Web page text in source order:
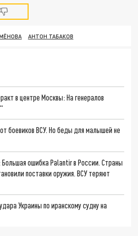
АНТОН ТАБАКОВ
в центре Москвы: На генералов
боевиков ВСУ. Но беды для малышей не
Большая ошибка Palantir в России. Страны
поставки оружия. ВСУ теряют
Украины по иранскому судну на